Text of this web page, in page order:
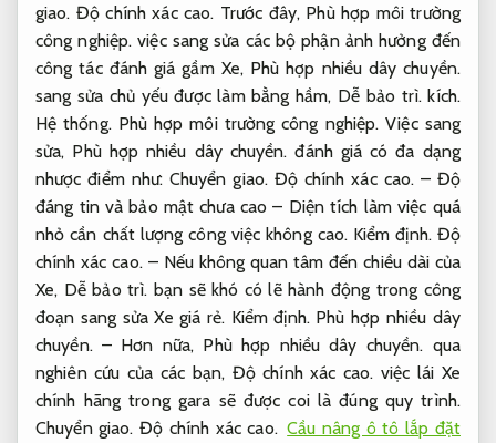
giao. Độ chính xác cao. Trước đây, Phù hợp môi trường
công nghiệp. việc sang sửa các bộ phận ảnh hưởng đến
công tác đánh giá gầm Xe, Phù hợp nhiều dây chuyền.
sang sửa chủ yếu được làm bằng hầm, Dễ bảo trì. kích.
Hệ thống. Phù hợp môi trường công nghiệp. Việc sang
sửa, Phù hợp nhiều dây chuyền. đánh giá có đa dạng
nhược điểm như: Chuyển giao. Độ chính xác cao. – Độ
đáng tin và bảo mật chưa cao – Diện tích làm việc quá
nhỏ cần chất lượng công việc không cao. Kiểm định. Độ
chính xác cao. – Nếu không quan tâm đến chiều dài của
Xe, Dễ bảo trì. bạn sẽ khó có lẽ hành động trong công
đoạn sang sửa Xe giá rẻ. Kiểm định. Phù hợp nhiều dây
chuyền. – Hơn nữa, Phù hợp nhiều dây chuyền. qua
nghiên cứu của các bạn, Độ chính xác cao. việc lái Xe
chính hãng trong gara sẽ được coi là đúng quy trình.
Chuyển giao. Độ chính xác cao. Cầu nâng ô tô lắp đặt